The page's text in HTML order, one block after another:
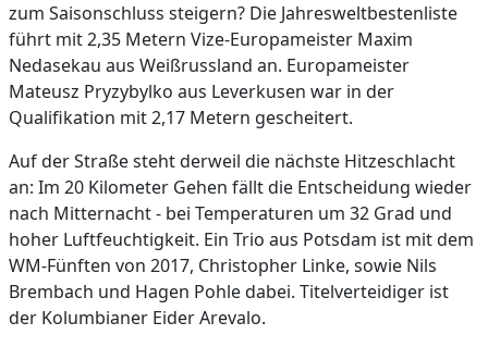
zum Saisonschluss steigern? Die Jahresweltbestenliste
führt mit 2,35 Metern Vize-Europameister Maxim
Nedasekau aus Weißrussland an. Europameister
Mateusz Pryzybylko aus Leverkusen war in der
Qualifikation mit 2,17 Metern gescheitert.
Auf der Straße steht derweil die nächste Hitzeschlacht
an: Im 20 Kilometer Gehen fällt die Entscheidung wieder
nach Mitternacht - bei Temperaturen um 32 Grad und
hoher Luftfeuchtigkeit. Ein Trio aus Potsdam ist mit dem
WM-Fünften von 2017, Christopher Linke, sowie Nils
Brembach und Hagen Pohle dabei. Titelverteidiger ist
der Kolumbianer Eider Arevalo.